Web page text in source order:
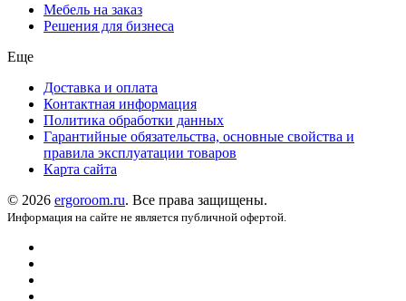
Мебель на заказ
Решения для бизнеса
Еще
Доставка и оплата
Контактная информация
Политика обработки данных
Гарантийные обязательства, основные свойства и
правила эксплуатации товаров
Карта сайта
© 2026 ergoroom.ru. Все права защищены.
Информация на сайте не является публичной офертой.